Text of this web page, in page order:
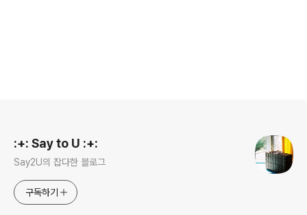
:+: Say to U :+:
Say2U의 잡다한 블로그
구독하기